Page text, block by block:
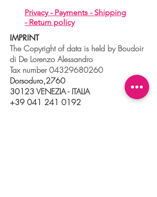
Privacy - Payments - Shipping
- Return policy
IMPRINT
The Copyright of data is held by Boudoir
di De Lorenzo Alessandro
Tax number04329680260
Dorsoduro,2760
30123 VENEZIA - ITALIA
+39 041 241 0192